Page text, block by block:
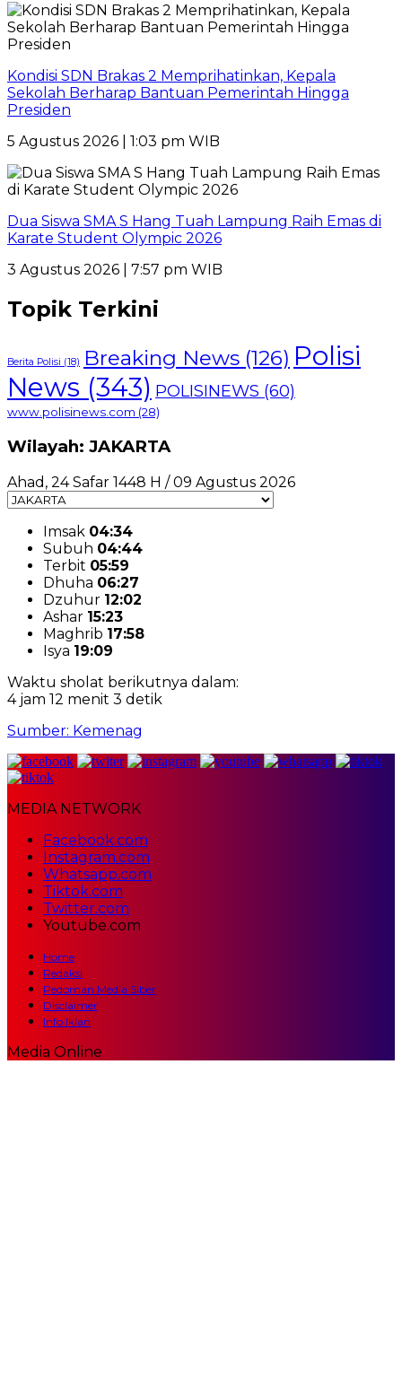
Kondisi SDN Brakas 2 Memprihatinkan, Kepala
Sekolah Berharap Bantuan Pemerintah Hingga
Presiden
5 Agustus 2026 | 1:03 pm WIB
Dua Siswa SMA S Hang Tuah Lampung Raih Emas di
Karate Student Olympic 2026
3 Agustus 2026 | 7:57 pm WIB
Topik Terkini
Berita Polisi (18) Breaking News (126) Polisi
News (343) POLISINEWS (60)
www.polisinews.com (28)
Wilayah: JAKARTA
Ahad, 24 Safar 1448 H / 09 Agustus 2026
Imsak 04:34
Subuh 04:44
Terbit 05:59
Dhuha 06:27
Dzuhur 12:02
Ashar 15:23
Maghrib 17:58
Isya 19:09
Waktu sholat berikutnya dalam:
4 jam 12 menit 2 detik
Sumber: Kemenag
MEDIA NETWORK
Facebook.com
Instagram.com
Whatsapp.com
Tiktok.com
Twitter.com
Youtube.com
Home
Redaksi
Pedoman Media Siber
Disclaimer
Info Iklan
Media Online